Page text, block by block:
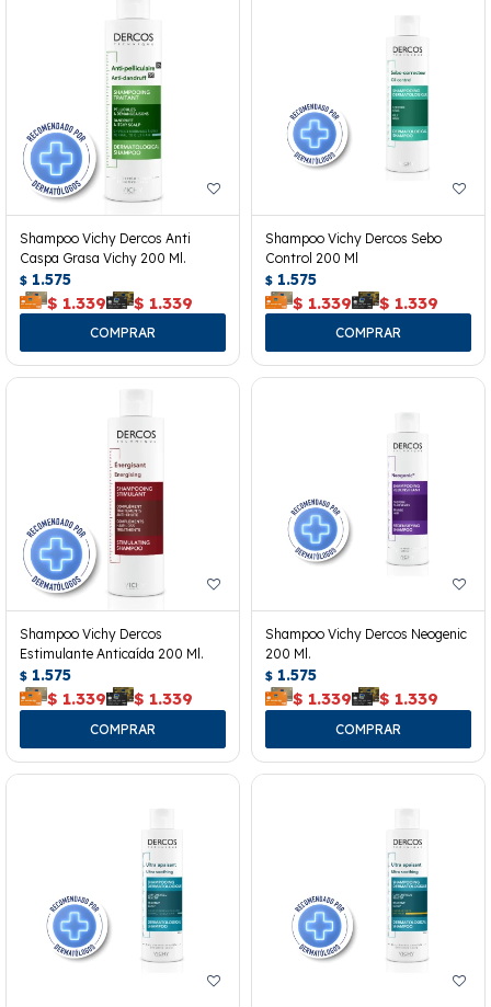
Shampoo Vichy Dercos Anti
Caspa Grasa Vichy 200 Ml.
$ 1.575
$ 1.339 $ 1.339
Shampoo Vichy Dercos Sebo
Control 200 Ml
$ 1.575
$ 1.339 $ 1.339
Shampoo Vichy Dercos
Estimulante Anticaída 200 Ml.
$ 1.575
$ 1.339 $ 1.339
Shampoo Vichy Dercos Neogenic
200 Ml.
$ 1.575
$ 1.339 $ 1.339